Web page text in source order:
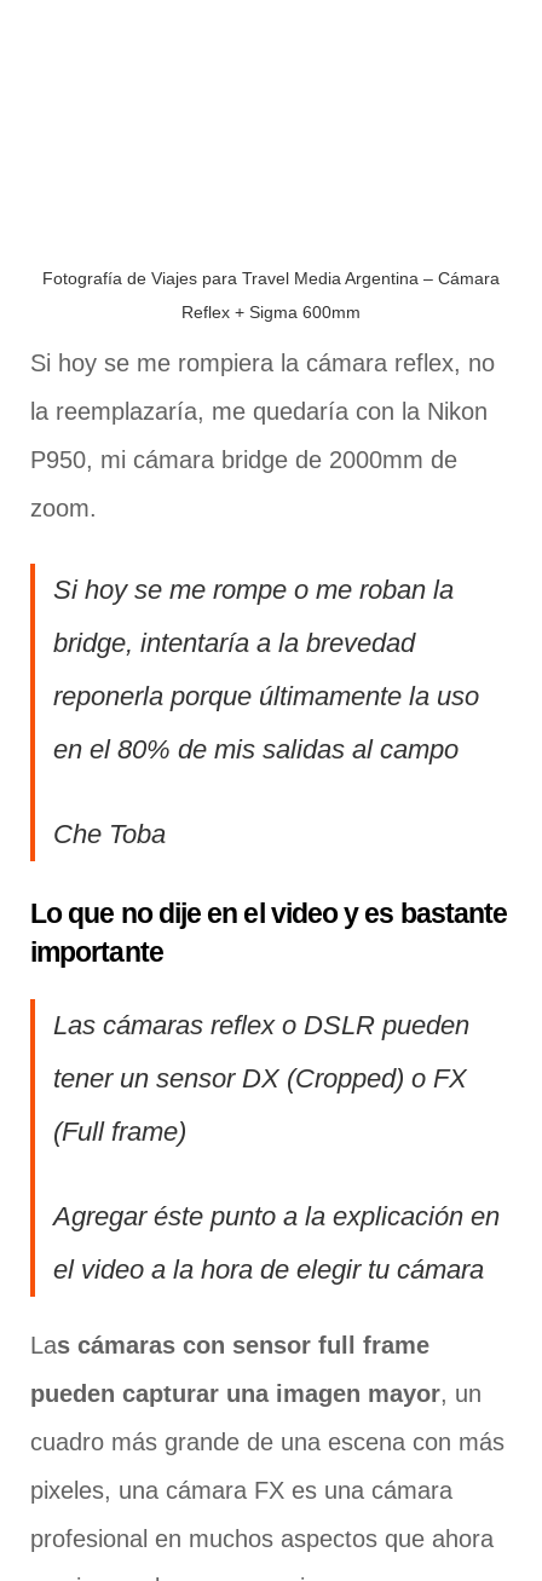
Fotografía de Viajes para Travel Media Argentina – Cámara
Reflex + Sigma 600mm
Si hoy se me rompiera la cámara reflex, no
la reemplazaría, me quedaría con la Nikon
P950, mi cámara bridge de 2000mm de
zoom.
Si hoy se me rompe o me roban la
bridge, intentaría a la brevedad
reponerla porque últimamente la uso
en el 80% de mis salidas al campo
Che Toba
Lo que no dije en el video y es bastante
importante
Las cámaras reflex o DSLR pueden
tener un sensor DX (Cropped) o FX
(Full frame)
Agregar éste punto a la explicación en
el video a la hora de elegir tu cámara
Las cámaras con sensor full frame
pueden capturar una imagen mayor, un
cuadro más grande de una escena con más
pixeles, una cámara FX es una cámara
profesional en muchos aspectos que ahora